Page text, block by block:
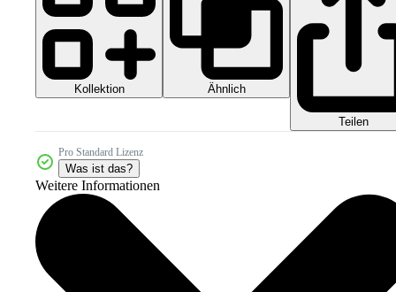
Kollektion Ähnlich
Teilen
Pro Standard Lizenz
Was ist das?
Weitere Informationen